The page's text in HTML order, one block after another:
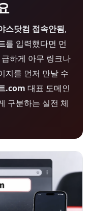
스닷컴 접속안됨,
를 입력했다면 먼
하게 아무 링크나
지를 먼저 만날 수
.com 대표 도메인
구분하는 실전 체